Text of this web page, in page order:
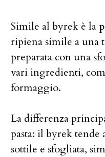
Simile al byrek è la
ripiena simile a una
preparata con una
vari ingredienti,
formaggio.
La differenza
pasta: il byrek tende
sottile e sfogliata,